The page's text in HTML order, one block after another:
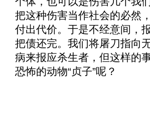
把这种伤害当作社会的必然
付出代价。于是不经意间，
把债还完。我们将屠刀指向
病来报应杀生者，但这样的
恐怖的动物“贞子”呢？